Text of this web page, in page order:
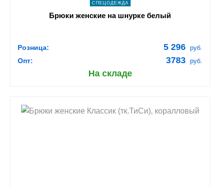
СПЕЦОДЕЖДА
Брюки женские на шнурке белый
Розница: 5 296 руб.
Опт: 3783 руб.
На складе
shopping_cart В КОРЗИНУ